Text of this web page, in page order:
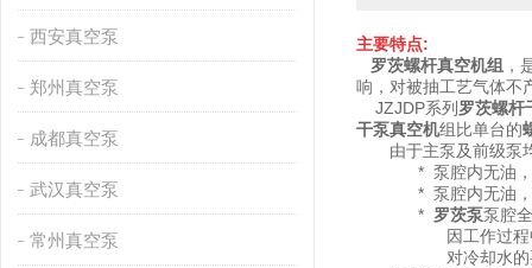
西安真空泵
郑州真空泵
成都真空泵
武汉真空泵
常州真空泵
主要特点:
罗茨螺杆真空机组 ，
响，对被抽工艺气体不
JZJDP系列 罗茨螺杆
干泵真空机组比单台的
由于主泵及前级泵
* 泵腔内无油，对
* 泵腔内无油，非
* 罗茨泵泵腔
因工作过程中无
对冷却水的要求较